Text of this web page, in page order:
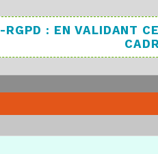
-RGPD : EN VALIDANT